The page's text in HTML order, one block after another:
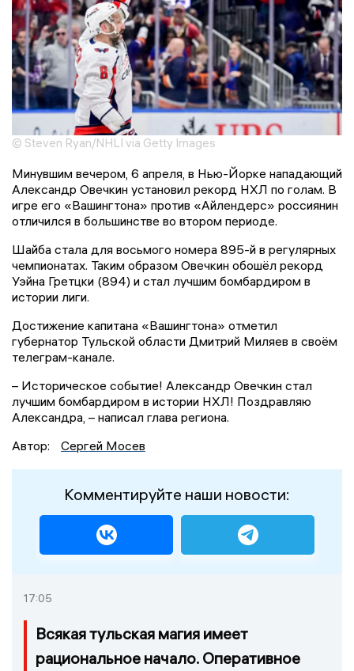
© Steven Ryan/NHLI via Getty Images
Минувшим вечером, 6 апреля, в Нью-Йорке нападающий
Александр Овечкин установил рекорд НХЛ по голам. В
игре его «Вашингтона» против «Айлендерс» россиянин
отличился в большинстве во втором периоде.
Шайба стала для восьмого номера 895-й в регулярных
чемпионатах. Таким образом Овечкин обошёл рекорд
Уэйна Гретцки (894) и стал лучшим бомбардиром в
истории лиги.
Достижение капитана «Вашингтона» отметил
губернатор Тульской области Дмитрий Миляев в своём
телеграм-канале.
– Историческое событие! Александр Овечкин стал
лучшим бомбардиром в истории НХЛ! Поздравляю
Александра, – написал глава региона.
Автор:
Сергей Мосев
Комментируйте наши новости:
17:05
Всякая тульская магия имеет
рациональное начало. Оперативное